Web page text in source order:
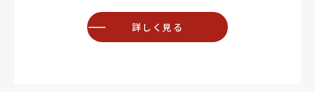
詳しく見る